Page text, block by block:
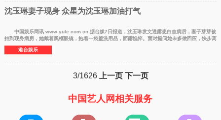
沈玉琳妻子现身 众星为沈玉琳加油打气
中国娱乐网讯 www yule com cn 据台媒7日报道，沈玉琳发文透露患白血病后，妻子芽芽被
拍到现身病房，她戴着黑框眼镜，抱着一袋盥洗用品，面露憔悴。面对提问她未多做回应，快步离
开，以免打
港台娱乐
3/1626 上一页 下一页
中国艺人网相关服务